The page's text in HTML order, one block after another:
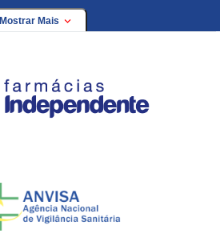
Mostrar Mais